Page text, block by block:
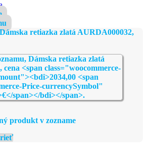
retiazka zlatá AURDA000032,
produkt v zozname